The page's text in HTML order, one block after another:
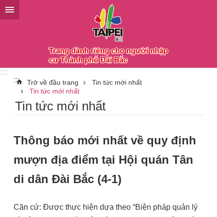
Chuyển đến khối nội dung chính
:::
:::
Trở về đầu trang
Tin tức mới nhất
Tin tức mới nhất
Tin tức mới nhất
Thông báo mới nhất về quy định
mượn địa điểm tại Hội quán Tân
di dân Đài Bắc (4-1)
Căn cứ: Được thực hiện dựa theo “Biện pháp quản lý